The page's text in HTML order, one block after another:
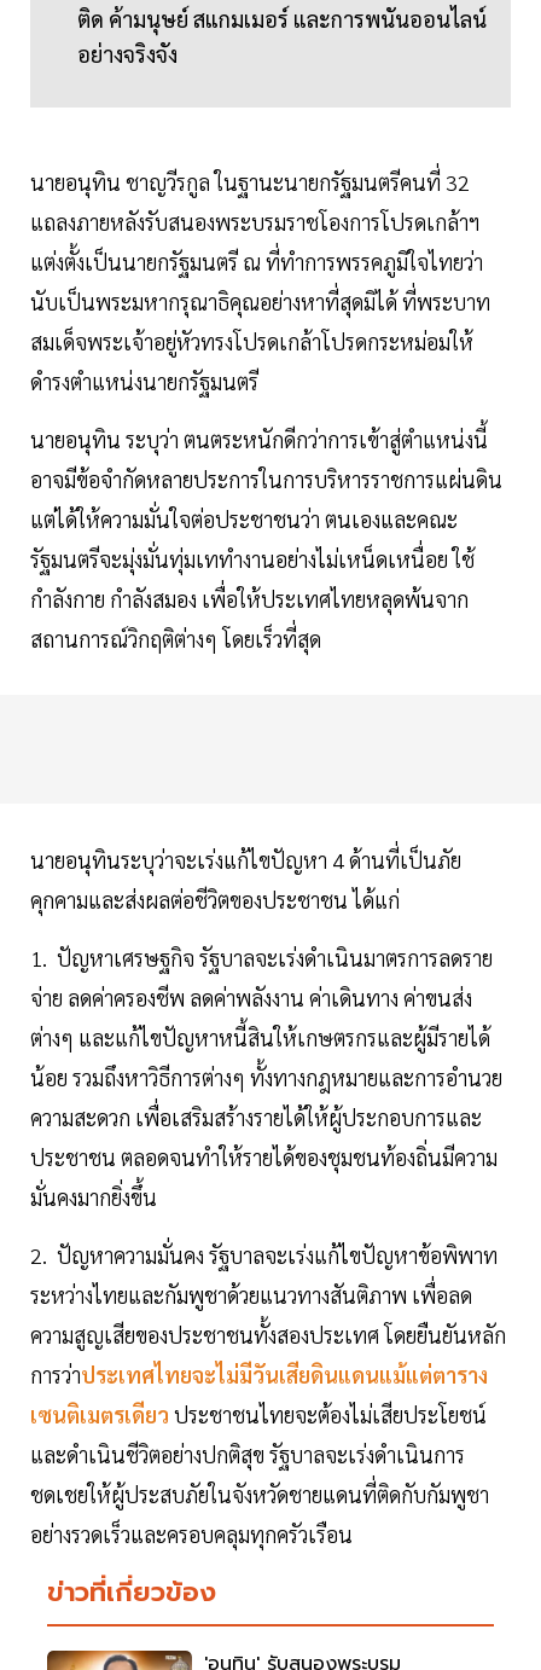
ติด ค้ามนุษย์ สแกมเมอร์ และการพนันออนไลน์
อย่างจริงจัง
นายอนุทิน ชาญวีรกูล ในฐานะนายกรัฐมนตรีคนที่ 32
แถลงภายหลังรับสนองพระบรมราชโองการโปรดเกล้าฯ
แต่งตั้งเป็นนายกรัฐมนตรี ณ ที่ทำการพรรคภูมิใจไทยว่า
นับเป็นพระมหากรุณาธิคุณอย่างหาที่สุดมิได้ ที่พระบาท
สมเด็จพระเจ้าอยู่หัวทรงโปรดเกล้าโปรดกระหม่อมให้
ดำรงตำแหน่งนายกรัฐมนตรี
นายอนุทิน ระบุว่า ตนตระหนักดีกว่าการเข้าสู่ตำแหน่งนี้
อาจมีข้อจำกัดหลายประการในการบริหารราชการแผ่นดิน
แต่ได้ให้ความมั่นใจต่อประชาชนว่า ตนเองและคณะ
รัฐมนตรีจะมุ่งมั่นทุ่มเททำงานอย่างไม่เหน็ดเหนื่อย ใช้
กำลังกาย กำลังสมอง เพื่อให้ประเทศไทยหลุดพ้นจาก
สถานการณ์วิกฤติต่างๆ โดยเร็วที่สุด
นายอนุทินระบุว่าจะเร่งแก้ไขปัญหา 4 ด้านที่เป็นภัย
คุกคามและส่งผลต่อชีวิตของประชาชน ได้แก่
1. ปัญหาเศรษฐกิจ รัฐบาลจะเร่งดำเนินมาตรการลดราย
จ่าย ลดค่าครองชีพ ลดค่าพลังงาน ค่าเดินทาง ค่าขนส่ง
ต่างๆ และแก้ไขปัญหาหนี้สินให้เกษตรกรและผู้มีรายได้
น้อย รวมถึงหาวิธีการต่างๆ ทั้งทางกฎหมายและการอำนวย
ความสะดวก เพื่อเสริมสร้างรายได้ให้ผู้ประกอบการและ
ประชาชน ตลอดจนทำให้รายได้ของชุมชนท้องถิ่นมีความ
มั่นคงมากยิ่งขึ้น
2. ปัญหาความมั่นคง รัฐบาลจะเร่งแก้ไขปัญหาข้อพิพาท
ระหว่างไทยและกัมพูชาด้วยแนวทางสันติภาพ เพื่อลด
ความสูญเสียของประชาชนทั้งสองประเทศ โดยยืนยันหลัก
การว่าประเทศไทยจะไม่มีวันเสียดินแดนแม้แต่ตาราง
เซนติเมตรเดียว ประชาชนไทยจะต้องไม่เสียประโยชน์
และดำเนินชีวิตอย่างปกติสุข รัฐบาลจะเร่งดำเนินการ
ชดเชยให้ผู้ประสบภัยในจังหวัดชายแดนที่ติดกับกัมพูชา
อย่างรวดเร็วและครอบคลุมทุกครัวเรือน
ข่าวที่เกี่ยวข้อง
'อนุทิน' รับสนองพระบรม